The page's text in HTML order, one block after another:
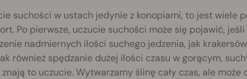
suchości w ustach jedynie z konopiami, to jest wiele
Po pierwsze, uczucie suchości może się pojawić,
nadmiernych ilości suchego jedzenia, jak
również spędzanie dużej ilości czasu w gorącym,
to uczucie. Wytwarzamy ślinę cały czas, ale może